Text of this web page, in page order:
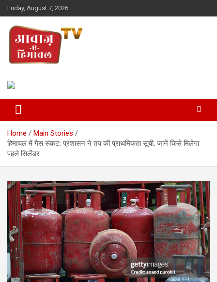
Skip
to
content
Friday, August 7, 2026
Awaz-E-Shahpur
Home
Main Stories
हिमाचल में गैस संकट: प्रशासन ने तय की प्राथमिकता सूची, जानें किसे मिलेगा
पहले सिलेंडर